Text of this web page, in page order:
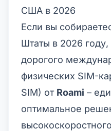
США в 2026
Если вы
Штаты в 2026 году,
дорогого
физических SIM-
SIM) от Roami –
оптимальное